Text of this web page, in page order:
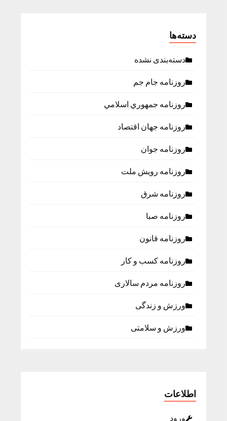
دسته‌ها
دسته‌بندی نشده
روزنامه جام جم
روزنامه جمهوري اسلامي
روزنامه جهان اقتصاد
روزنامه جوان
روزنامه رویش ملت
روزنامه شرق
روزنامه صبا
روزنامه قانون
روزنامه كسب و كار
روزنامه مردم سالاری
ورزش و زندگی
ورزش و سلامتی
اطلاعات
ورود